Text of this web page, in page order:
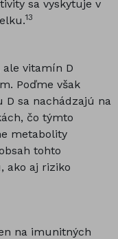
sa vyskytuje v
13
vitamín D
Poďme však
D sa nachádzajú na
čo týmto
metabolity
tohto
ako aj riziko
na imunitných